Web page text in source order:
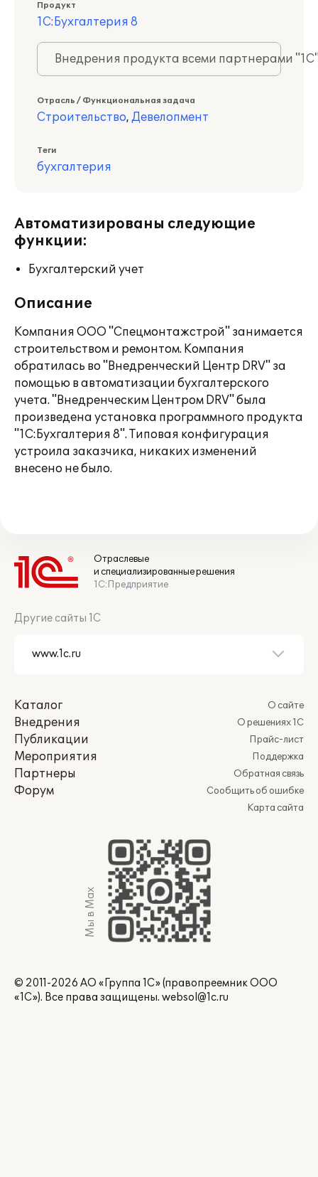
Продукт
1С:Бухгалтерия 8
Внедрения продукта всеми партнерами
Отрасль / Функциональная задача
Строительство, Девелопмент
Теги
бухгалтерия
Автоматизированы следующие
функции:
Бухгалтерский учет
Описание
Компания ООО "Спецмонтажстрой" занимается
строительством и ремонтом. Компания
обратилась во "Внедренческий Центр DRV" за
помощью в автоматизации бухгалтерского
учета. "Внедренческим Центром DRV" была
произведена установка программного продукта
"1С:Бухгалтерия 8". Типовая конфигурация
устроила заказчика, никаких изменений
внесено не было.
Отраслевые
и специализированные решения
1С:Предприятие
Другие сайты 1С
Каталог
Внедрения
Публикации
Мероприятия
Партнеры
Форум
О сайте
О решениях 1С
Прайс-лист
Поддержка
Обратная связь
Сообщить об ошибке
Карта сайта
Мы в Max
© 2011-2026 АО «Группа 1С» (правопреемник ООО
«1С»). Все права защищены. websol@1c.ru